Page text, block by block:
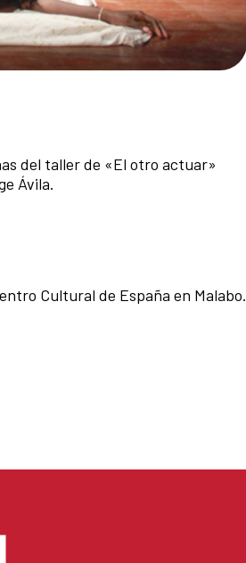
del taller de «El otro actuar»
Ávila.
Cultural de España en Malabo.